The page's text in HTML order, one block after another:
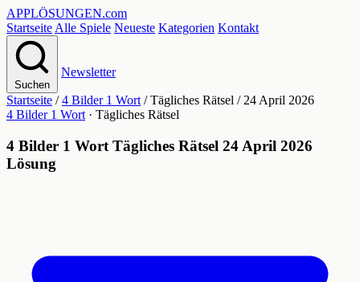
APPLÖSUNGEN.com
Startseite Alle Spiele Neueste Kategorien Kontakt
Suchen
Newsletter
Startseite / 4 Bilder 1 Wort / Tägliches Rätsel / 24 April 2026
4 Bilder 1 Wort · Tägliches Rätsel
4 Bilder 1 Wort Tägliches Rätsel 24 April 2026
Lösung